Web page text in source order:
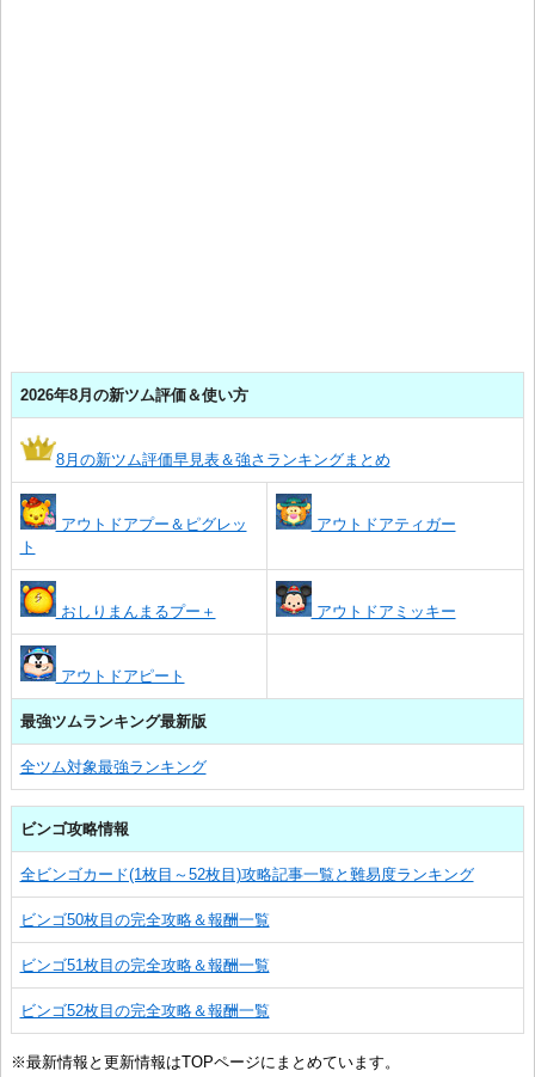
2026年8月の新ツム評価＆使い方
8月の新ツム評価早見表＆強さランキングまとめ
アウトドアプー＆ピグレッ
ト
アウトドアティガー
おしりまんまるプー＋ アウトドアミッキー
アウトドアピート
最強ツムランキング最新版
全ツム対象最強ランキング
ビンゴ攻略情報
全ビンゴカード(1枚目～52枚目)攻略記事一覧と難易度ランキング
ビンゴ50枚目の完全攻略＆報酬一覧
ビンゴ51枚目の完全攻略＆報酬一覧
ビンゴ52枚目の完全攻略＆報酬一覧
※最新情報と更新情報はTOPページにまとめています。